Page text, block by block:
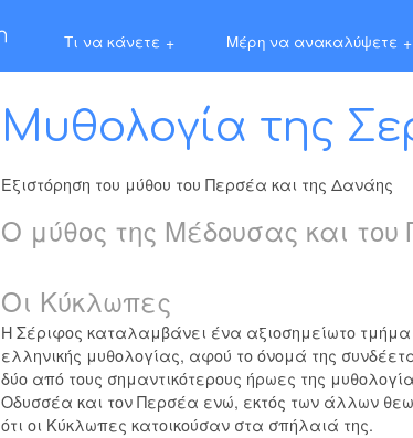
Τι να κάνετε + Μέρη να ανακαλύψετε +
Μυθολογία της
Εξιστόρηση του μύθου του Περσέα και της Δανάης
Ο μύθος της Μέδουσας και
Οι Κύκλωπες
Η Σέριφος καταλαμβάνει ένα αξιοσημείωτο τμήμα
ελληνικής μυθολογίας, αφού το όνομά της
δύο από τους σημαντικότερους ήρωες της
Οδυσσέα και τον Περσέα ενώ, εκτός των άλλων
ότι οι Κύκλωπες κατοικούσαν στα σπήλαιά της.